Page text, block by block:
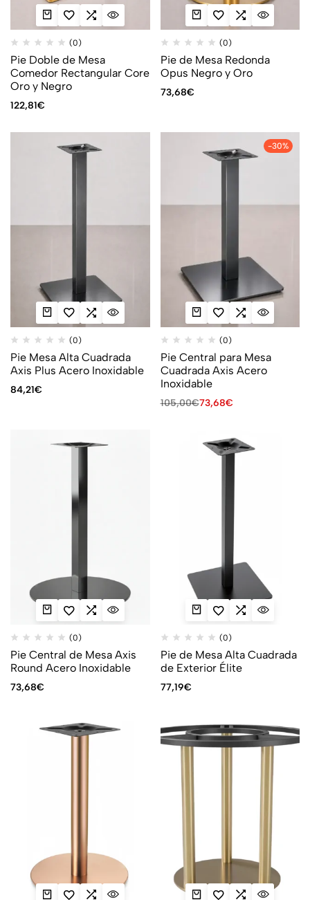
(0)
Pie Doble de Mesa
Comedor Rectangular Core
Oro y Negro
122,81€
(0)
Pie de Mesa Redonda
Opus Negro y Oro
73,68€
(0)
Pie Mesa Alta Cuadrada
Axis Plus Acero Inoxidable
84,21€
-30%
(0)
Pie Central para Mesa
Cuadrada Axis Acero
Inoxidable
105,00€73,68€
(0)
Pie Central de Mesa Axis
Round Acero Inoxidable
73,68€
(0)
Pie de Mesa Alta Cuadrada
de Exterior Élite
77,19€